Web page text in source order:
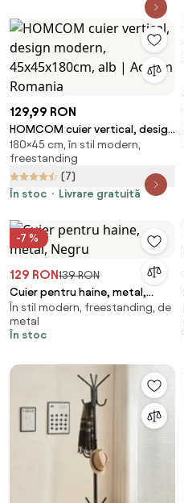
129,99 RON
HOMCOM cuier vertical, design
modern, 45x45x180cm, alb |
Aosom Romania
180×45 cm, în stil modern,
freestanding
(7)
În stoc
Livrare gratuită
-7 %
129 RON139 RON
Cuier pentru haine, metal,
Negru
În stil modern, freestanding, de
metal
În stoc